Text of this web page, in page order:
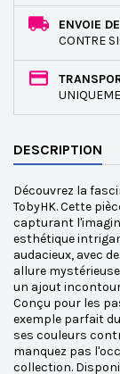
ENVOIE
CONTRE
DESCRIPTION
Découvrez la
TobyHK. Cette
capturant
esthétique
audacieux, avec
allure
un ajout
Conçu pour les
exemple parfait
ses couleurs
manquez pas
collection.